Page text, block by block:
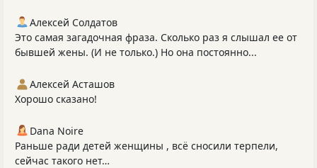
Алексей Солдатов
Это самая загадочная фраза. Сколько раз я слышал ее от
бывшей жены. (И не только.) Но она постоянно...
Алексей Асташов
Хорошо сказано!
Dana Noire
Раньше ради детей женщины , всё сносили терпели,
сейчас такого нет…